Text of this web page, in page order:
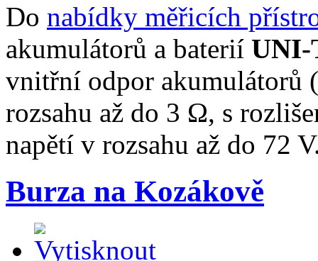
Do nabídky měřicích
akumulátorů a baterií UNI-
vnitřní odpor akumulátorů
rozsahu až do 3 Ω, s
napětí v rozsahu až do 72
Burza na Kozákově